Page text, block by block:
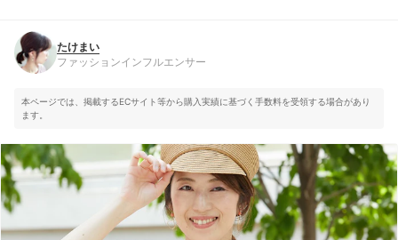
たけまい
ファッションインフルエンサー
本ページでは、掲載するECサイト等から購入実績に基づく手数料を受領する場合があり
ます。